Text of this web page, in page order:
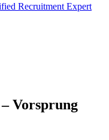
Recruitment Expert
Vorsprung